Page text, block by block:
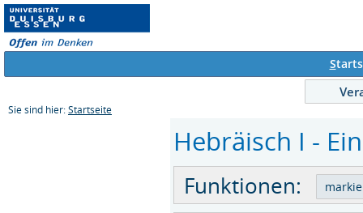
S
Sie sind hier: Startseite
Hebräisch I -
Funktionen: